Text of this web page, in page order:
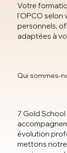
Qui sommes-
Votre
l'OPCO selon
personnels,
adaptées à
7 Gold
évolution
mettons